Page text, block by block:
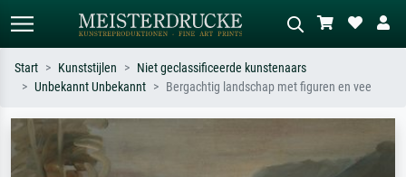
Zoek op kunstenaar, titel of stijl – bijv.
Monet, Sterrennacht, impressionisme,
Hokusai-golf, naakt.
weide, abstract met veel rood, donker
olieverfschilderij, staand naakt naast
Start Kunststijlen
Niet geclassificeerde kunstenaars
Unbekannt Unbekannt
Bergachtig landschap met figuren en vee